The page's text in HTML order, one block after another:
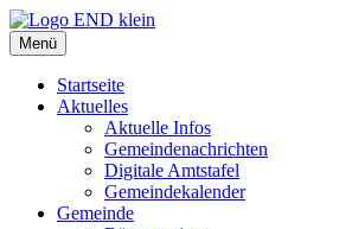
Zum
Inhalt
springen
Menü
Startseite
Aktuelles
Aktuelle Infos
Gemeindenachrichten
Digitale Amtstafel
Gemeindekalender
Gemeinde